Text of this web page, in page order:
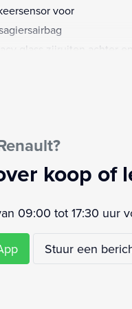
voor
glass zijruiten achter
met leder bekleed
detectie
voor
achter met
koop of
09:00 tot 17:30 uur
Stuur een